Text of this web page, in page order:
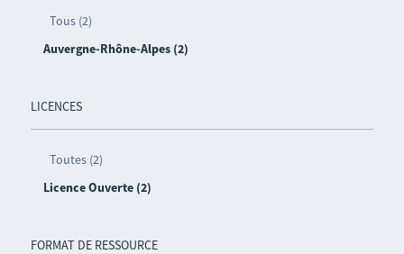
Tous (2)
Auvergne-Rhône-Alpes (2)
LICENCES
Toutes (2)
Licence Ouverte (2)
FORMAT DE RESSOURCE